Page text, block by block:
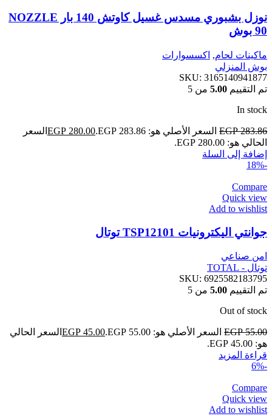
نوزل بشبوري مسدس غسيل كاوتش 140 بار NOZZLE
90 بوش
ماكينات لحام, اكسسوارات
بوش المنزلي
SKU: 3165140941877
تم التقييم 5.00 من 5
In stock
EGP283.86 السعر الأصلي هو: EGP 283.86. EGP 280.00
السعر
الحالي هو: EGP 280.00.
إضافة إلى السلة
-18%
Compare
Quick view
Add to wishlist
جوانتي اليكترونيات TSP12101 توتال
امن صناعي
توتال - TOTAL
SKU: 6925582183795
تم التقييم 5.00 من 5
Out of stock
EGP55.00 السعر الأصلي هو: EGP 55.00. EGP 45.00
السعر الحالي
هو: EGP 45.00.
قراءة المزيد
-6%
Compare
Quick view
Add to wishlist